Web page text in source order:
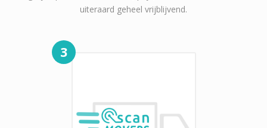
uiteraard geheel vrijblijvend.
3